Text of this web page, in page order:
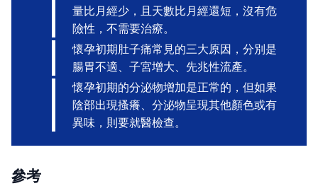
量比月經少，且天數比月經還短，沒有危
險性，不需要治療。
懷孕初期肚子痛常見的三大原因，分別是
腸胃不適、子宮增大、先兆性流產。
懷孕初期的分泌物增加是正常的，但如果
陰部出現搔癢、分泌物呈現其他顏色或有
異味，則要就醫檢查。
參考